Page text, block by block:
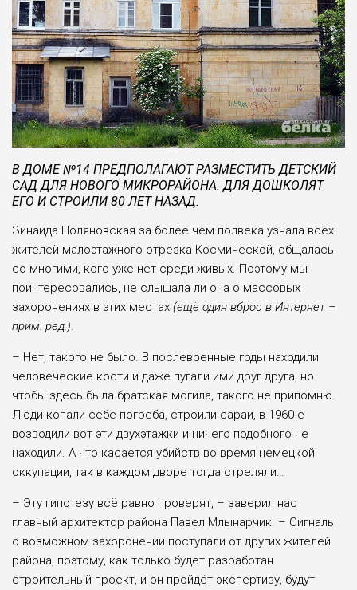
В ДОМЕ №14 ПРЕДПОЛАГАЮТ РАЗМЕСТИТЬ ДЕТСКИЙ
САД ДЛЯ НОВОГО МИКРОРАЙОНА. ДЛЯ ДОШКОЛЯТ
ЕГО И СТРОИЛИ 80 ЛЕТ НАЗАД.
Зинаида Поляновская за более чем полвека узнала всех
жителей малоэтажного отрезка Космической, общалась
со многими, кого уже нет среди живых. Поэтому мы
поинтересовались, не слышала ли она о массовых
захоронениях в этих местах (ещё один вброс в Интернет –
прим. ред.).
– Нет, такого не было. В послевоенные годы находили
человеческие кости и даже пугали ими друг друга, но
чтобы здесь была братская могила, такого не припомню.
Люди копали себе погреба, строили сараи, в 1960-е
возводили вот эти двухэтажки и ничего подобного не
находили. А что касается убийств во время немецкой
оккупации, так в каждом дворе тогда стреляли…
– Эту гипотезу всё равно проверят, – заверил нас
главный архитектор района Павел Млынарчик. – Сигналы
о возможном захоронении поступали от других жителей
района, поэтому, как только будет разработан
строительный проект, и он пройдёт экспертизу, будут